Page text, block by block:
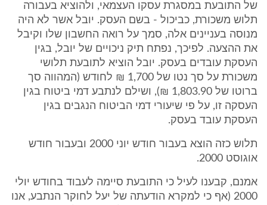
של התובעת במסגרת עסקו העצמאי, ולהוציא בעבורה
תלוש משכורת, כביכול - בשם העסק. יובל אשר לא היה
מנוסה בעניינים אלה, סמך על רואה החשבון שלו וקיבל
את ההצעה. לפיכך, נפתח תיק ניכויים של יובל, בגין
העסקת עובדים בעסק. יובל הוציא לתובעת תלושי
משכורת על סך נטו של 1,700 ₪ לחודש (המהווה סך
ברוטו של 1,803.90 ₪), ושילם לנתבע דמי ביטוח בגין
העסקה זו, על פי שיעורי דמי הביטוח הנגבים בגין
העסקת עובד בעסק.
תלוש כזה הוצא בעבור חודש יוני 2000 ובעבור חודש
אוגוסט 2000.
אמנם, קבענו לעיל כי התובעת סיימה לעבוד בחודש יולי
2000 (אף כי למקרא הודעתה של יעל לחוקר הנתבע, אנו